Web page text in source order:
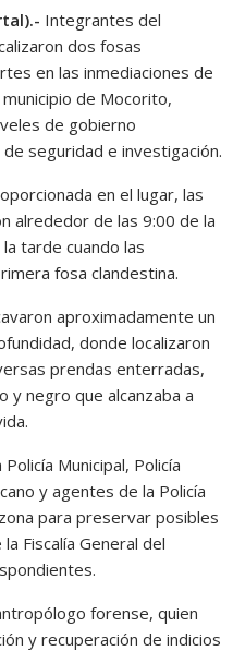
Integrantes del
dos fosas
en las inmediaciones de
de Mocorito,
de gobierno
seguridad e investigación.
en el lugar, las
alrededor de las 9:00 de la
tarde cuando las
fosa clandestina.
aproximadamente un
donde localizaron
prendas enterradas,
y negro que alcanzaba a
Municipal, Policía
y agentes de la Policía
para preservar posibles
Fiscalía General del
forense, quien
y recuperación de indicios